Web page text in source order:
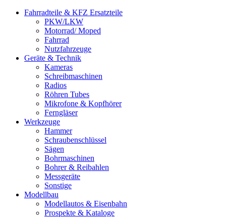
Fahrradteile & KFZ Ersatzteile
PKW/LKW
Motorrad/ Moped
Fahrrad
Nutzfahrzeuge
Geräte & Technik
Kameras
Schreibmaschinen
Radios
Röhren Tubes
Mikrofone & Kopfhörer
Ferngläser
Werkzeuge
Hammer
Schraubenschlüssel
Sägen
Bohrmaschinen
Bohrer & Reibahlen
Messgeräte
Sonstige
Modellbau
Modellautos & Eisenbahn
Prospekte & Kataloge